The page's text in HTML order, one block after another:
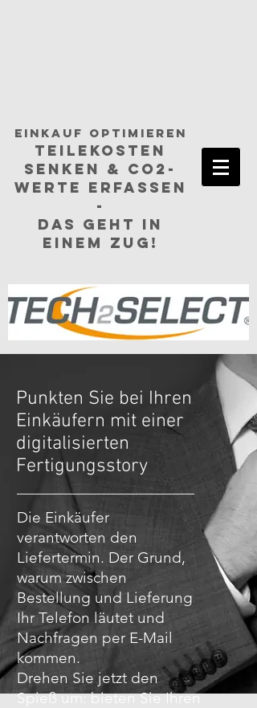
einkauf optimieren
TEILEKosten
senken & CO2-
Werte erfassen
-
das geht in
einem ZUG!
Punkten Sie bei Ihren
Einkäufern mit einer
digitalisierten
Fertigungsstory
Die Einkäufer
verantworten den
Liefertermin. Der Grund,
warum zwischen
Bestellung und Lieferung
Ihr Telefon läutet und
Nachfragen per E-Mail
kommen.
Drehen Sie jetzt den
Spieß um: bieten Sie Ihren